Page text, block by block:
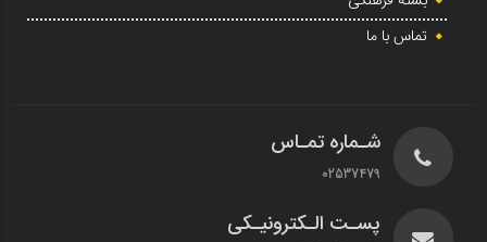
تماس با ما
شـماره تمـاس
02537479
پسـت الـکترونیـکی